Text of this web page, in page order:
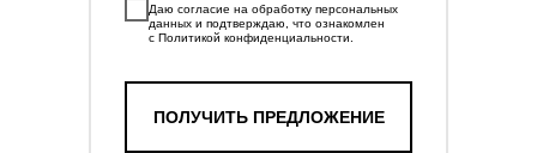
Даю согласие на обработку персональных
данных и подтверждаю, что ознакомлен
с Политикой конфиденциальности
ПОЛУЧИТЬ ПРЕДЛОЖЕНИЕ